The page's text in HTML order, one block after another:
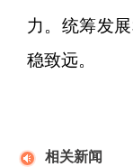
力。统筹发
稳致远。
相关新闻